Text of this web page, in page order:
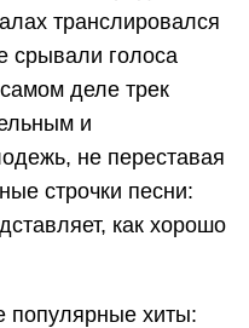
транслировался
срывали голоса
деле трек
и
не переставая
строчки песни:
как хорошо
популярные хиты: